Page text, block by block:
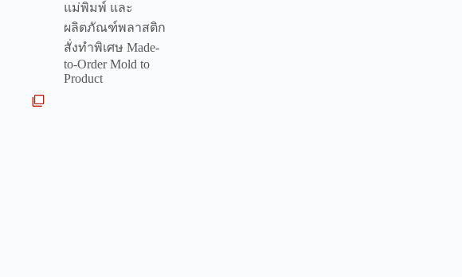
แม่พิมพ์ และ
ผลิตภัณฑ์พลาสติก
สั่งทำพิเศษ Made-
to-Order Mold to
Product